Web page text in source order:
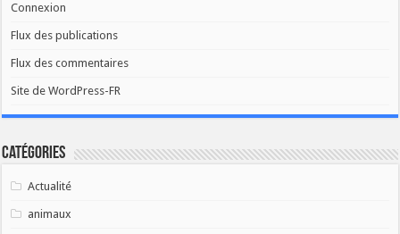
Connexion
Flux des publications
Flux des commentaires
Site de WordPress-FR
Catégories
Actualité
animaux